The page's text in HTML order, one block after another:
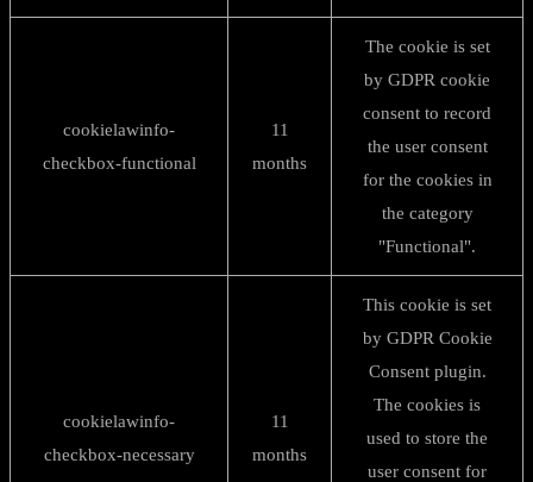
cookielawinfo-
checkbox-functional
11
months
The cookie is set
by GDPR cookie
consent to record
the user consent
for the cookies in
the category
"Functional".
cookielawinfo-
checkbox-necessary
11
months
This cookie is set
by GDPR Cookie
Consent plugin.
The cookies is
used to store the
user consent for